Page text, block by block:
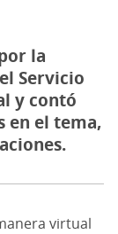
la
Servicio
y contó
en el tema,
virtual